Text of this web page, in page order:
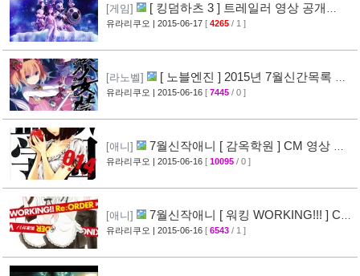
[게임]
[ 킹덤하츠 3 ] 트레일러 영상 공개
(KINGDOM HEARTS III) [24]
유라리쿠오 | 2015-06-17 [ 4265 / 1 ]
[라노벨]
[ 노블엔진 ] 2015년 7월신간목록 공
개 [38]
유라리쿠오 | 2015-06-16 [ 7445 / 0 ]
[애니]
7월신작애니 [ 감옥학원 ] CM 영상 공
개 [37]
유라리쿠오 | 2015-06-16 [ 10095 / 0 ]
[애니]
7월신작애니 [ 워킹 WORKING!!! ] CM
영상 + 1화개요 선행컷 공개
유라리쿠오 | 2015-06-16 [ 6543 / 1 ]